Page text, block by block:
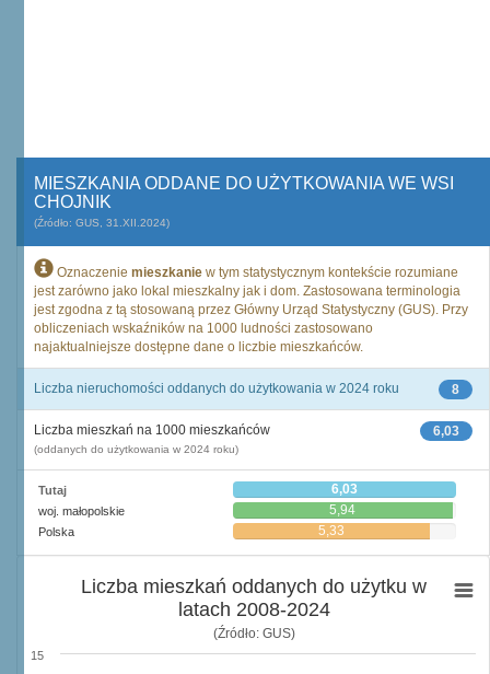
MIESZKANIA ODDANE DO UŻYTKOWANIA WE WSI
CHOJNIK
(Źródło: GUS, 31.XII.2024)
Oznaczenie mieszkanie w tym statystycznym kontekście rozumiane
jest zarówno jako lokal mieszkalny jak i dom. Zastosowana terminologia
jest zgodna z tą stosowaną przez Główny Urząd Statystyczny (GUS). Przy
obliczeniach wskaźników na 1000 ludności zastosowano
najaktualniejsze dostępne dane o liczbie mieszkańców.
8
Liczba nieruchomości oddanych do użytkowania w 2024 roku
6,03
Liczba mieszkań na 1000 mieszkańców
(oddanych do użytkowania w 2024 roku)
Tutaj 6,03
woj. małopolskie 5,94
Polska 5,33
Liczba mieszkań oddanych do użytku w
latach 2008-2024
(Źródło: GUS)
15